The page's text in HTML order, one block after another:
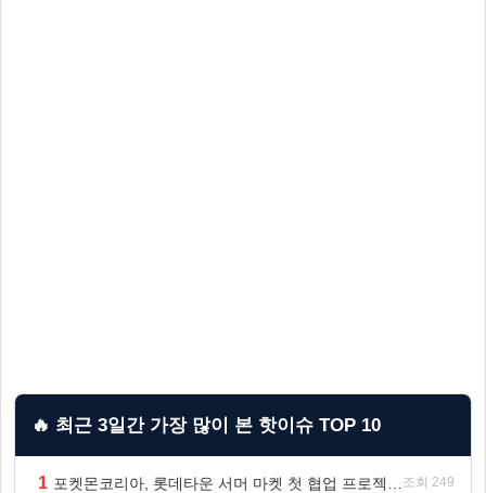
🔥 최근 3일간 가장 많이 본 핫이슈 TOP 10
1 조회 249